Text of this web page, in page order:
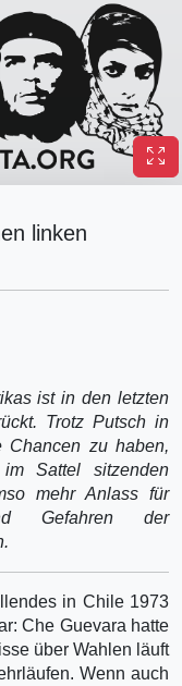
linken
ist in den letzten
Trotz Putsch in
Chancen zu haben,
Sattel sitzenden
mehr Anlass für
Gefahren der
in Chile 1973
Che Guevara hatte
über Wahlen läuft
Wenn auch